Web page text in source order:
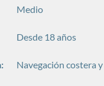
Medio
Desde 18 años
Navegación costera